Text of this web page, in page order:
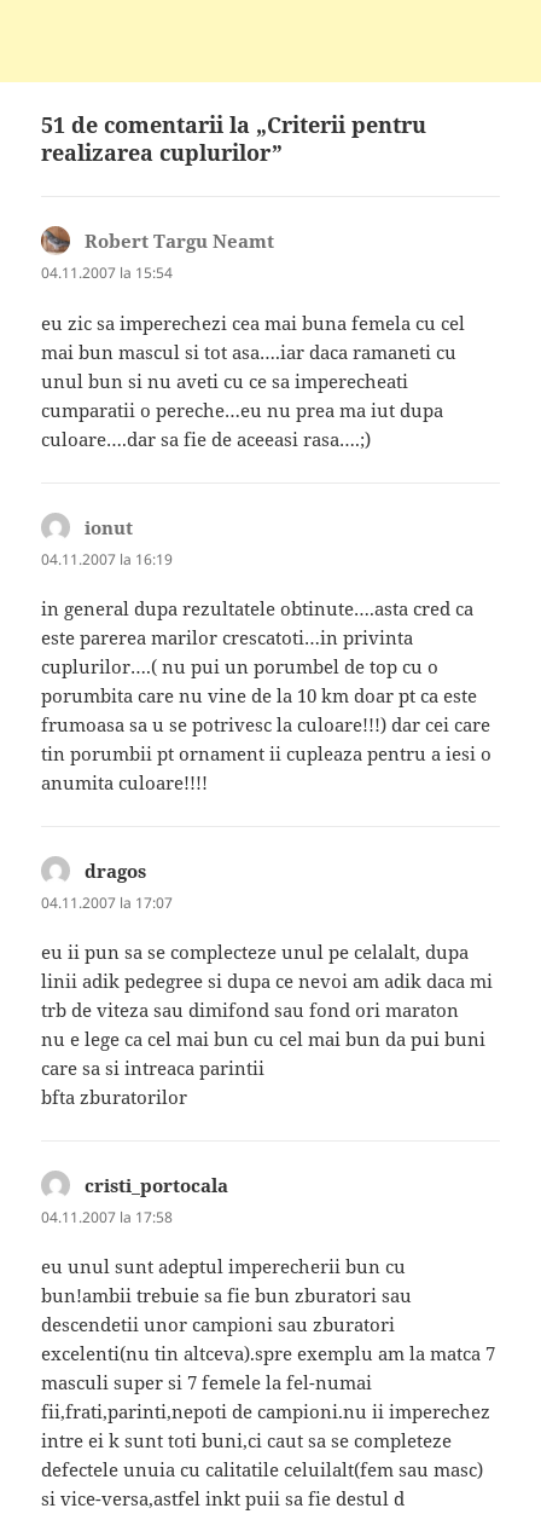
51 de comentarii la „Criterii pentru
realizarea cuplurilor”
Robert Targu Neamt
04.11.2007 la 15:54
eu zic sa imperechezi cea mai buna femela cu cel
mai bun mascul si tot asa….iar daca ramaneti cu
unul bun si nu aveti cu ce sa imperecheati
cumparatii o pereche…eu nu prea ma iut dupa
culoare….dar sa fie de aceeasi rasa….;)
ionut
04.11.2007 la 16:19
in general dupa rezultatele obtinute….asta cred ca
este parerea marilor crescatoti…in privinta
cuplurilor….( nu pui un porumbel de top cu o
porumbita care nu vine de la 10 km doar pt ca este
frumoasa sa u se potrivesc la culoare!!!) dar cei care
tin porumbii pt ornament ii cupleaza pentru a iesi o
anumita culoare!!!!
dragos
04.11.2007 la 17:07
eu ii pun sa se complecteze unul pe celalalt, dupa
linii adik pedegree si dupa ce nevoi am adik daca mi
trb de viteza sau dimifond sau fond ori maraton
nu e lege ca cel mai bun cu cel mai bun da pui buni
care sa si intreaca parintii
bfta zburatorilor
cristi_portocala
04.11.2007 la 17:58
eu unul sunt adeptul imperecherii bun cu
bun!ambii trebuie sa fie bun zburatori sau
descendetii unor campioni sau zburatori
excelenti(nu tin altceva).spre exemplu am la matca 7
masculi super si 7 femele la fel-numai
fii,frati,parinti,nepoti de campioni.nu ii imperechez
intre ei k sunt toti buni,ci caut sa se completeze
defectele unuia cu calitatile celuilalt(fem sau masc)
si vice-versa,astfel inkt puii sa fie destul d